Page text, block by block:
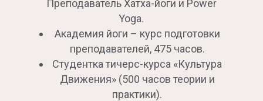
Преподаватель Хатха-йоги и Power
Yoga.
Академия йоги – курс подготовки
преподавателей, 475 часов.
Студентка тичерс-курса «Культура
Движения» (500 часов теории и
практики).